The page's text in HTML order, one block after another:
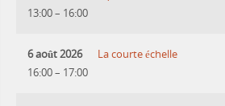
13:00– 16:00
6 août 2026
16:00– 17:00
La courte échelle